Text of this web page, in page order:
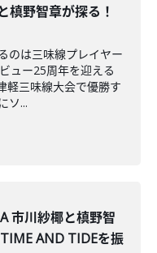
槙野智章が探る！
のは三味線プレイヤー
ュー25周年を迎える
軽三味線大会で優勝す
ソ...
市川紗椰と槙野智
AND TIDEを振